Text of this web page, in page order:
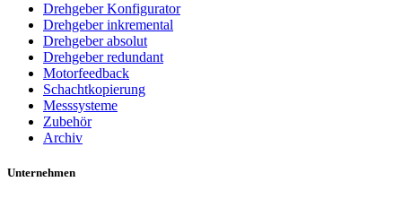
Drehgeber Konfigurator
Drehgeber inkremental
Drehgeber absolut
Drehgeber redundant
Motorfeedback
Schachtkopierung
Messsysteme
Zubehör
Archiv
Unternehmen